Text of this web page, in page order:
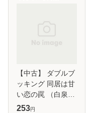
【中古】 ダブルブ
ッキング 同居は甘
い恋の罠 （白泉社
花丸文庫） / 橘 か
253円